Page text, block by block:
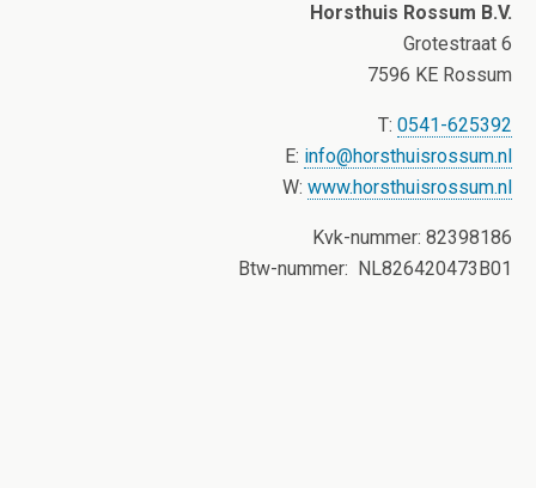
Horsthuis Rossum B.V.
Grotestraat 6
7596 KE Rossum
T: 0541-625392
E: info@horsthuisrossum.nl
W: www.horsthuisrossum.nl
Kvk-nummer: 82398186
Btw-nummer: NL826420473B01